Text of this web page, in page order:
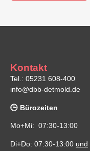
Kontakt
Tel.: 05231 608-400
info@dbb-detmold.de
🕒 Bürozeiten
Mo+Mi: 07:30-13:00
Di+Do: 07:30-13:00 und